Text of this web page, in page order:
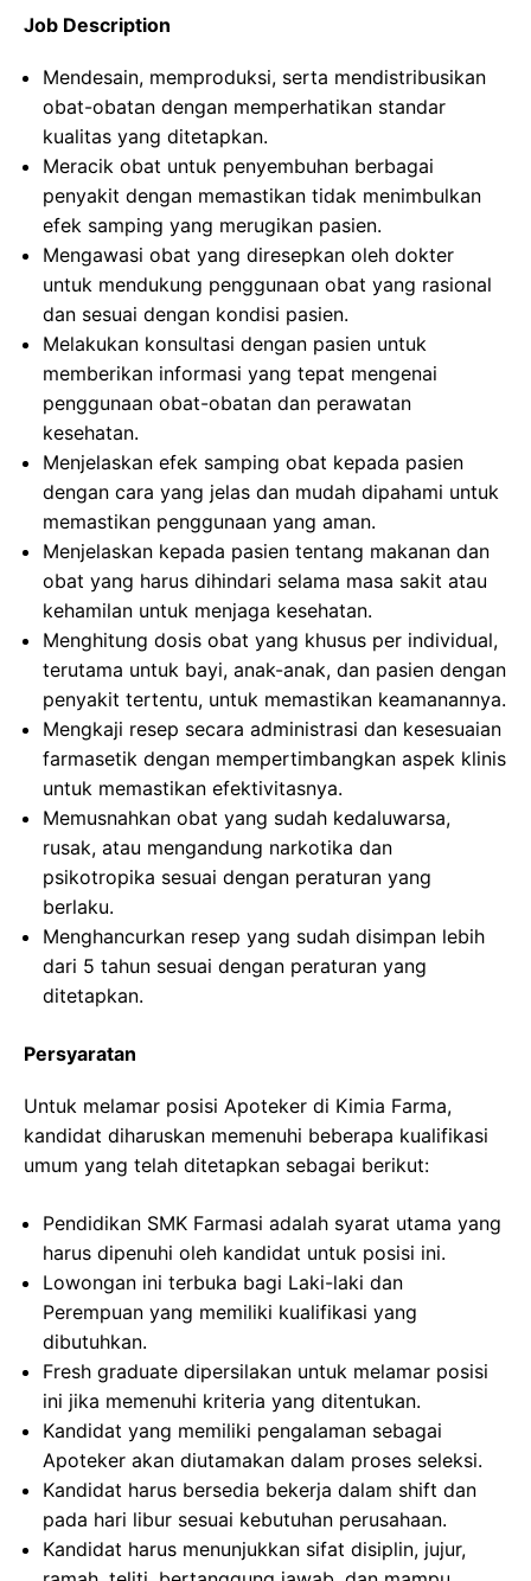
Job Description
Mendesain, memproduksi, serta mendistribusikan
obat-obatan dengan memperhatikan standar
kualitas yang ditetapkan.
Meracik obat untuk penyembuhan berbagai
penyakit dengan memastikan tidak menimbulkan
efek samping yang merugikan pasien.
Mengawasi obat yang diresepkan oleh dokter
untuk mendukung penggunaan obat yang rasional
dan sesuai dengan kondisi pasien.
Melakukan konsultasi dengan pasien untuk
memberikan informasi yang tepat mengenai
penggunaan obat-obatan dan perawatan
kesehatan.
Menjelaskan efek samping obat kepada pasien
dengan cara yang jelas dan mudah dipahami untuk
memastikan penggunaan yang aman.
Menjelaskan kepada pasien tentang makanan dan
obat yang harus dihindari selama masa sakit atau
kehamilan untuk menjaga kesehatan.
Menghitung dosis obat yang khusus per individual,
terutama untuk bayi, anak-anak, dan pasien dengan
penyakit tertentu, untuk memastikan keamanannya.
Mengkaji resep secara administrasi dan kesesuaian
farmasetik dengan mempertimbangkan aspek klinis
untuk memastikan efektivitasnya.
Memusnahkan obat yang sudah kedaluwarsa,
rusak, atau mengandung narkotika dan
psikotropika sesuai dengan peraturan yang
berlaku.
Menghancurkan resep yang sudah disimpan lebih
dari 5 tahun sesuai dengan peraturan yang
ditetapkan.
Persyaratan
Untuk melamar posisi Apoteker di Kimia Farma,
kandidat diharuskan memenuhi beberapa kualifikasi
umum yang telah ditetapkan sebagai berikut:
Pendidikan SMK Farmasi adalah syarat utama yang
harus dipenuhi oleh kandidat untuk posisi ini.
Lowongan ini terbuka bagi Laki-laki dan
Perempuan yang memiliki kualifikasi yang
dibutuhkan.
Fresh graduate dipersilakan untuk melamar posisi
ini jika memenuhi kriteria yang ditentukan.
Kandidat yang memiliki pengalaman sebagai
Apoteker akan diutamakan dalam proses seleksi.
Kandidat harus bersedia bekerja dalam shift dan
pada hari libur sesuai kebutuhan perusahaan.
Kandidat harus menunjukkan sifat disiplin, jujur,